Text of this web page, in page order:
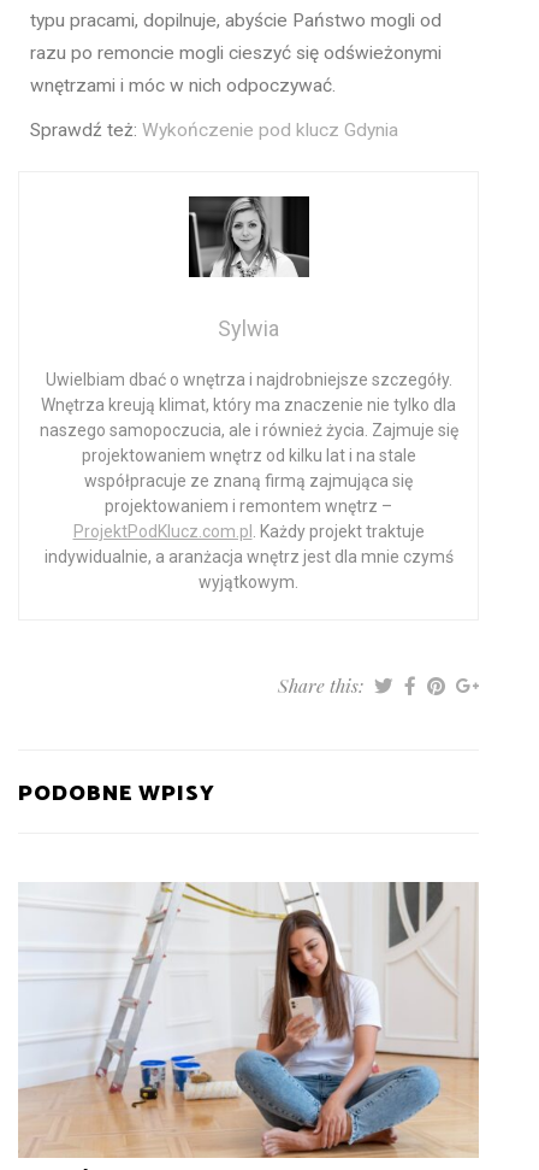
typu pracami, dopilnuje, abyście Państwo mogli od
razu po remoncie mogli cieszyć się odświeżonymi
wnętrzami i móc w nich odpoczywać.
Sprawdź też: Wykończenie pod klucz Gdynia
Sylwia
Uwielbiam dbać o wnętrza i najdrobniejsze szczegóły.
Wnętrza kreują klimat, który ma znaczenie nie tylko dla
naszego samopoczucia, ale i również życia. Zajmuje się
projektowaniem wnętrz od kilku lat i na stale
współpracuje ze znaną firmą zajmująca się
projektowaniem i remontem wnętrz –
ProjektPodKlucz.com.pl
. Każdy projekt traktuje
indywidualnie, a aranżacja wnętrz jest dla mnie czymś
wyjątkowym.
Share this:
PODOBNE WPISY